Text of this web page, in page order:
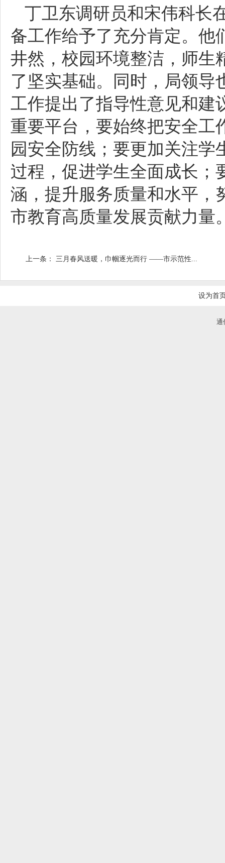
丁卫东调研员和宋伟科长
备工作给予了充分肯定。他
井然，校园环境整洁，师生
了坚实基础。同时，局领导
工作提出了指导性意见和建
重要平台，要始终把安全工
园安全防线；要更加关注
过程，促进学生全面成长；
涵，提升服务质量和水平，
市教育高质量发展贡献力量
上一条： 三月春风送暖，巾帼逐光而行 ——市示范性...
设为首
通